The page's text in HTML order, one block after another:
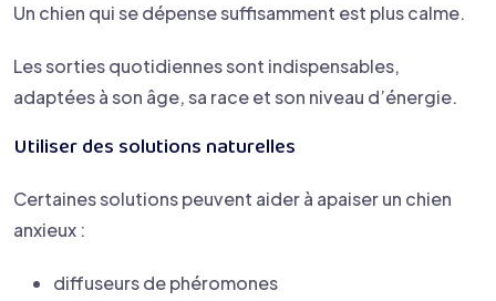
Un chien qui se dépense suffisamment est plus calme.
Les sorties quotidiennes sont indispensables,
adaptées à son âge, sa race et son niveau d’énergie.
Utiliser des solutions naturelles
Certaines solutions peuvent aider à apaiser un chien
anxieux :
diffuseurs de phéromones